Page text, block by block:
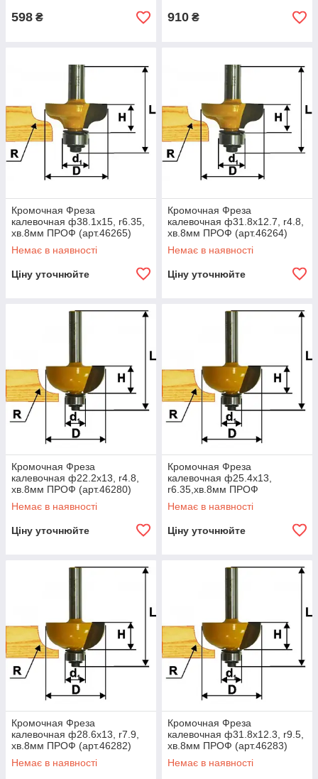
598 ₴ 910 ₴
Кромочная Фреза
калевочная ф38.1х15, r6.35,
хв.8мм ПРОФ (арт.46265)
Немає в наявності
Ціну уточнюйте
Кромочная Фреза
калевочная ф31.8х12.7, r4.8,
хв.8мм ПРОФ (арт.46264)
Немає в наявності
Ціну уточнюйте
Кромочная Фреза
калевочная ф22.2х13, r4.8,
хв.8мм ПРОФ (арт.46280)
Немає в наявності
Ціну уточнюйте
Кромочная Фреза
калевочная ф25.4х13,
r6.35,хв.8мм ПРОФ
(арт.46281)
Немає в наявності
Ціну уточнюйте
Кромочная Фреза
калевочная ф28.6х13, r7.9,
хв.8мм ПРОФ (арт.46282)
Немає в наявності
Кромочная Фреза
калевочная ф31.8х12.3, r9.5,
хв.8мм ПРОФ (арт.46283)
Немає в наявності